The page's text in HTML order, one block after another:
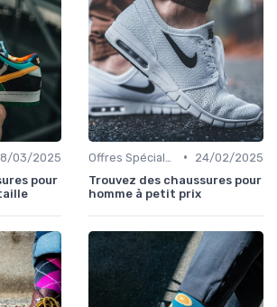
03/2025
pour
•
24/02/2025
Trouvez des chaussures pour
homme à petit prix